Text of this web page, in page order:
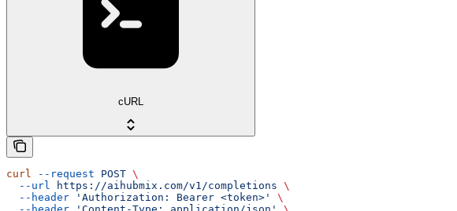
cURL
curl --request POST \
  --url
https://aihubmix.com/v1/completions \
  --header
'Authorization: Bearer <token>'
\